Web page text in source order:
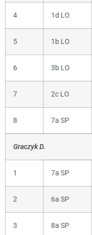
4 1d LO
5 1b LO
6 3b LO
7 2c LO
8 7a SP
Graczyk D.
1 7a SP
2 6a SP
3 8a SP